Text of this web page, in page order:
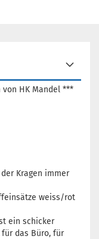
HK Mandel ***
Kragen immer
weiss/rot
ein schicker
das Büro, für